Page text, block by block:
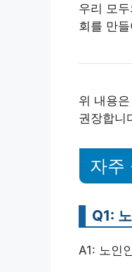
우리 모
회를 만
위 내용
권장합니
자주
Q1:
A1: 노인